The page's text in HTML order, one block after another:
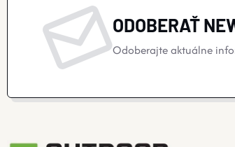
ODOBERAŤ
Odoberajte aktuálne